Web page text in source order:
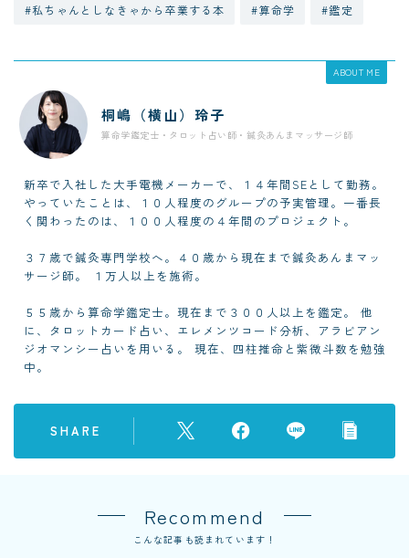
#私ちゃんとしなきゃから卒業する本 #算命学 #鑑定
ABOUT ME
桐嶋（横山）玲子
算命学鑑定士・タロット占い師・鍼灸あんまマッサージ師
新卒で入社した大手電機メーカーで、１４年間SEとして勤務。
やっていたことは、１０人程度のグループの予実管理。一番長
く関わったのは、１００人程度の４年間のプロジェクト。
３７歳で鍼灸専門学校へ。４０歳から現在まで鍼灸あんまマッ
サージ師。 １万人以上を施術。
５５歳から算命学鑑定士。現在まで３００人以上を鑑定。 他
に、タロットカード占い、エレメンツコード分析、アラビアン
ジオマンシー占いを用いる。 現在、四柱推命と紫微斗数を勉強
中。
SHARE
Recommend
こんな記事も読まれています！